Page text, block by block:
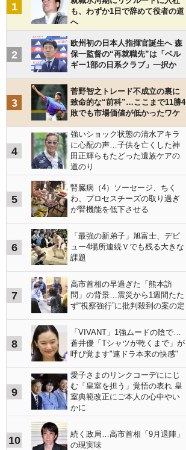
1
も、わずか1日で辞めて役者の道
へ
2
欧州初の日本人指揮官誕生へ 森
保一監督の“再就職先”は「ベル
ギー1部の日系クラブ」一択か
3
菅野智之トレード不成立の裏に
致命的な“前科”…ここまで11勝4
敗でも市場価値が低かったワケ
4
強いショック状態の清水アキラ
に心配の声…子供を亡くした神
田正輝らもたどった遺族ケアの
道のり
5
腎臓病（4）ソーセージ、ちく
わ、プロセスチーズの取り過ぎ
が腎機能を低下させる
6
「最強の新弟子」旭富士、デビ
ュー4場所連続Ｖでも残る大きな
課題
7
高市首相の早過ぎた「熊本訪
問」の背景…震災から1週間たた
ず“視察強行”に批判殺到の案の定
8
「VIVANT」1強ムードの陰で…
蒼井優「Tシャツが乾くまで」が
呼び覚ます"連ドラ本来の快感"
9
愛子さまのリンクコーデににじ
む「皇室を担う」覚悟の表れ 皇
室典範改正にご本人の心中やい
かに
10
続く政局…高市首相「9月退陣」
の現実味